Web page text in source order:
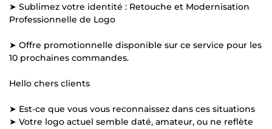
➤ Sublimez votre identité : Retouche et Modernisation
Professionnelle de Logo
➤ Offre promotionnelle disponible sur ce service pour les
10 prochaines commandes.
Hello chers clients
➤ Est-ce que vous vous reconnaissez dans ces situations
➤ Votre logo actuel semble daté, amateur, ou ne reflète